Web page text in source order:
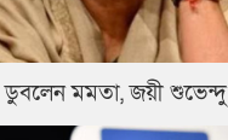
মমতা, জয়ী শুভেন্দু